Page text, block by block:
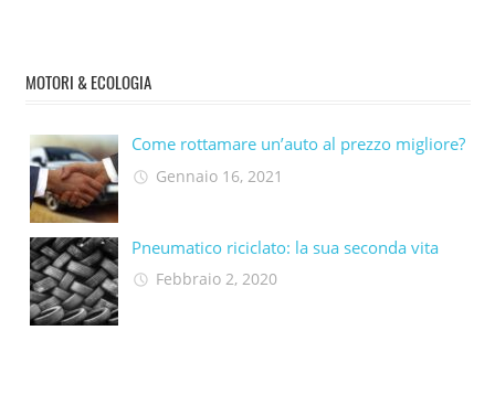
MOTORI & ECOLOGIA
Come rottamare un’auto al prezzo migliore?
Gennaio 16, 2021
Pneumatico riciclato: la sua seconda vita​
Febbraio 2, 2020